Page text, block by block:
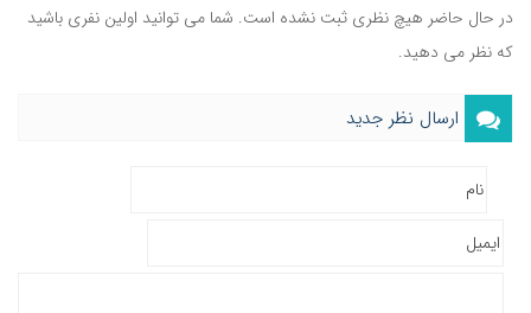
در حال حاضر هیچ نظری ثبت نشده است. شما می توانید اولین نفری باشید
که نظر می دهید.
ارسال نظر جدید